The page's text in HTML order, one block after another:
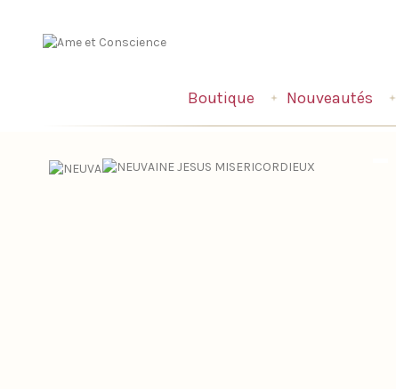
Boutique Nouveautés